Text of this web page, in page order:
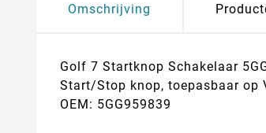
Omschrijving
Golf 7 Startknop Schakelaar
Start/Stop knop, toepasbaar op
OEM: 5GG959839